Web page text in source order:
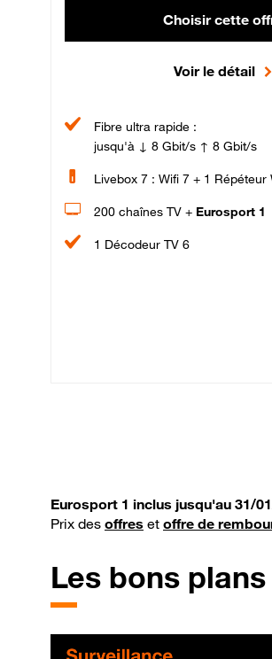
Choisir cette
Voir le détail
Fibre ultra rapide :
jusqu'à ↓ 8 Gbit/s ↑ 8 Gbit/s
Livebox 7 : Wifi 7 + 1 Répéteur
200 chaînes TV + Eurosport 1
1 Décodeur TV 6
Eurosport 1 inclus jusqu'au 31/
Prix des offres et offre de
Les bons